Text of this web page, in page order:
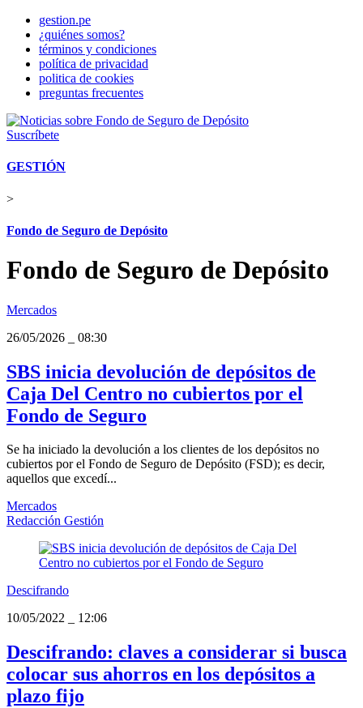
gestion.pe
¿quiénes somos?
términos y condiciones
política de privacidad
politica de cookies
preguntas frecuentes
Suscríbete
GESTIÓN
>
Fondo de Seguro de Depósito
Fondo de Seguro de Depósito
Mercados
26/05/2026
08:30
SBS inicia devolución de depósitos de
Caja Del Centro no cubiertos por el
Fondo de Seguro
Se ha iniciado la devolución a los clientes de los depósitos no
cubiertos por el Fondo de Seguro de Depósito (FSD); es decir,
aquellos que excedí...
Mercados
Redacción Gestión
Descifrando
10/05/2022
12:06
Descifrando: claves a considerar si busca
colocar sus ahorros en los depósitos a
plazo fijo